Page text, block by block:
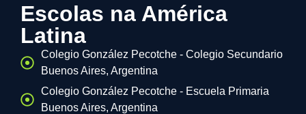
Escolas na América
Latina
Colegio González Pecotche - Colegio Secundario
Buenos Aires, Argentina
Colegio González Pecotche - Escuela Primaria
Buenos Aires, Argentina